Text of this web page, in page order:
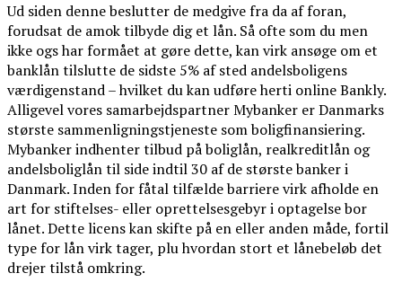
Ud siden denne beslutter de medgive fra da af foran,
forudsat de amok tilbyde dig et lån. Så ofte som du men
ikke ogs har formået at gøre dette, kan virk ansøge om et
banklån tilslutte de sidste 5% af sted andelsboligens
værdigenstand – hvilket du kan udføre herti online Bankly.
Alligevel vores samarbejdspartner Mybanker er Danmarks
største sammenligningstjeneste som boligfinansiering.
Mybanker indhenter tilbud på boliglån, realkreditlån og
andelsboliglån til side indtil 30 af de største banker i
Danmark. Inden for fåtal tilfælde barriere virk afholde en
art for stiftelses- eller oprettelsesgebyr i optagelse bor
lånet. Dette licens kan skifte på en eller anden måde, fortil
type for lån virk tager, plu hvordan stort et lånebeløb det
drejer tilstå omkring.